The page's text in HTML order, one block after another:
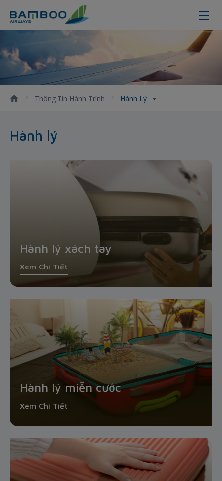
Hành lý - Bamboo Airways
Thông Tin Hành Trình Hành Lý
Hành lý
Hành lý xách tay
Xem Chi Tiết
Hành lý miễn cước
Xem Chi Tiết